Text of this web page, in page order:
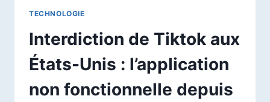
TECHNOLOGIE
Interdiction de Tiktok aux
États-Unis : l’application
non fonctionnelle depuis